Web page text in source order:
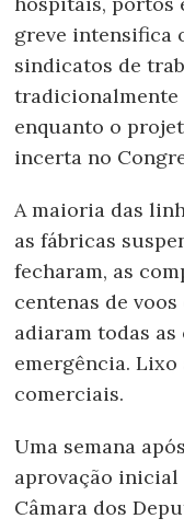
greve intensifica
sindicatos de
tradicionalmente
enquanto o
incerta no
A maioria das
as fábricas
fecharam, as
centenas de
adiaram todas
emergência.
comerciais.
Uma semana
aprovação inicial
Câmara dos